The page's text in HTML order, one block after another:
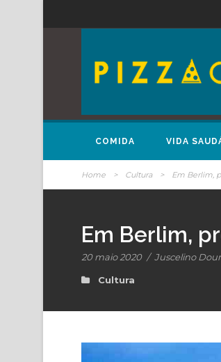
COMIDA VIDA
Home > Cultura > Em Berlim,
Em Berlim,
20 maio 2020 / Juscelino
Cultura